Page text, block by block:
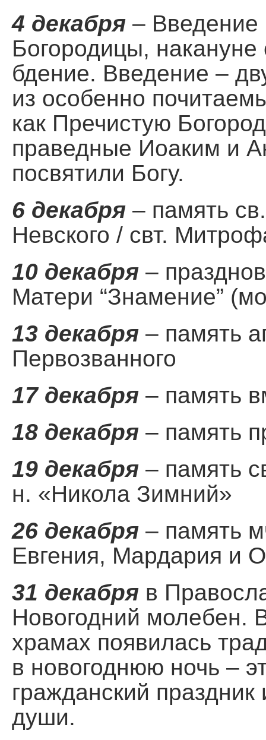
4 декабря –
Богородицы,
бдение. Введение –
из особенно
как Пречистую
праведные Иоаким и
посвятили Богу.
6 декабря – память
Невского / свт.
10 декабря –
Матери “Знамение”
13 декабря – память
Первозванного
17 декабря – память
18 декабря – память
19 декабря – память
н. «Никола Зимний»
26 декабря – память
Евгения, Мардария и
31 декабря в
Новогодний молебен.
храмах появилась
в новогоднюю ночь –
гражданский
души.